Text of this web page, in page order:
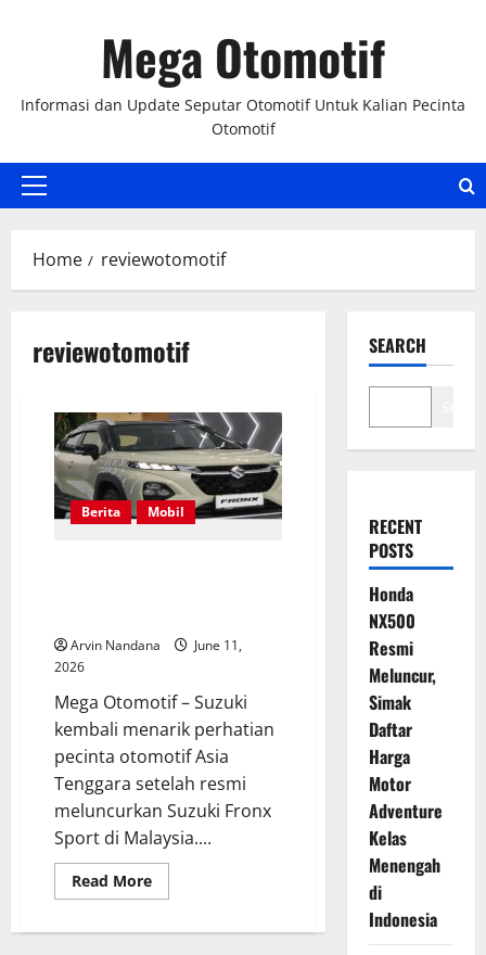
Mega Otomotif
Informasi dan Update Seputar Otomotif Untuk Kalian Pecinta
Otomotif
Primary
Home reviewotomotif
reviewotomotif
Berita Mobil
Arvin Nandana
June 11,
2026
Mega Otomotif – Suzuki
kembali menarik perhatian
pecinta otomotif Asia
Tenggara setelah resmi
meluncurkan Suzuki Fronx
Sport di Malaysia....
Read MoreRead
more
Fronx
SEARCH
RECENT
POSTS
Honda
NX500
Resmi
Meluncur,
Simak
Daftar
Harga
Motor
Adventure
Kelas
Menengah
di
Indonesia